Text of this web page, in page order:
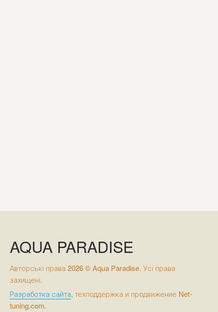
AQUA PARADISE
Авторські права 2026 © Aqua Paradise. Усі права
захищені.
Разработка сайта, техподдержка и продвижение Net-
tuning.com.